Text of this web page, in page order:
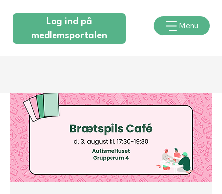
Log ind på
medlemsportalen
Menu